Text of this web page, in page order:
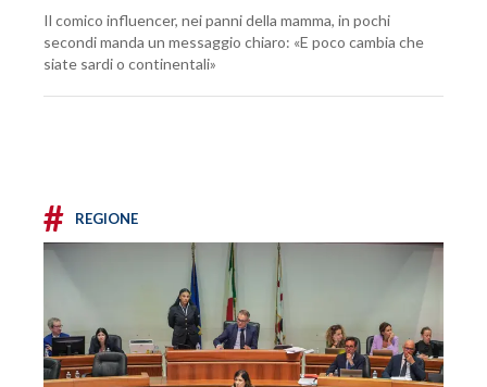
Il comico influencer, nei panni della mamma, in pochi
secondi manda un messaggio chiaro: «E poco cambia che
siate sardi o continentali»
# REGIONE